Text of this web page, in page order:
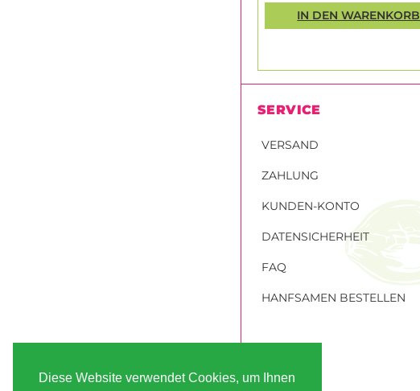
Diese Website verwendet Cookies, um Ihnen
IN DEN WARENKORB
SERVICE
VERSAND
ZAHLUNG
KUNDEN-KONTO
DATENSICHERHEIT
FAQ
HANFSAMEN BESTELLEN